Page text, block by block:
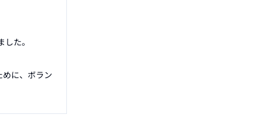
た。
に、ボラン